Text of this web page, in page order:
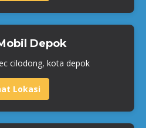
Depok
cilodong, kota depok
Lokasi